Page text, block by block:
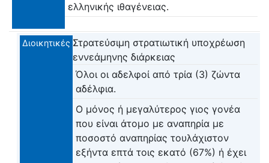
ελληνικής ιθαγένειας.
Διοικητικές Στρατεύσιμη στρατιωτική υποχρέωση
εννεάμηνης διάρκειας
Όλοι οι αδελφοί από τρία (3) ζώντα
αδέλφια.
Ο μόνος ή μεγαλύτερος γιος γονέα
που είναι άτομο με αναπηρία με
ποσοστό αναπηρίας τουλάχιστον
εξήντα επτά τοις εκατό (67%) ή έχει